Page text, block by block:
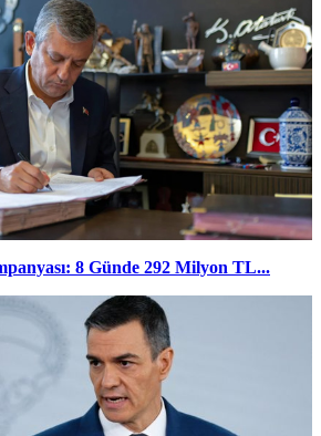
8 Günde 292 Milyon TL...